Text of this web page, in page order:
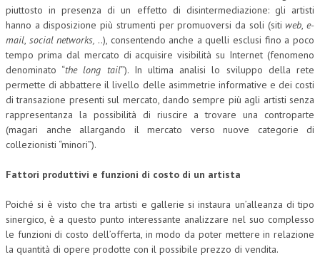
piuttosto in presenza di un effetto di disintermediazione: gli artisti
hanno a disposizione più strumenti per promuoversi da soli (sitiweb,e-
mail, social networks, ..), consentendo anche a quelli esclusi fino a poco
tempo prima dal mercato di acquisire visibilità su Internet (fenomeno
denominato “the long tail”). In ultima analisi lo sviluppo della rete
permette di abbattere il livello delle asimmetrie informative e dei costi
di transazione presenti sul mercato, dando sempre più agli artisti senza
rappresentanza la possibilità di riuscire a trovare una controparte
(magari anche allargando il mercato verso nuove categorie di
collezionisti “minori”).
Fattori produttivi e funzioni di costo di un artista
Poiché si è visto che tra artisti e gallerie si instaura un’alleanza di tipo
sinergico, è a questo punto interessante analizzare nel suo complesso
le funzioni di costo dell’offerta, in modo da poter mettere in relazione
la quantità di opere prodotte con il possibile prezzo di vendita.